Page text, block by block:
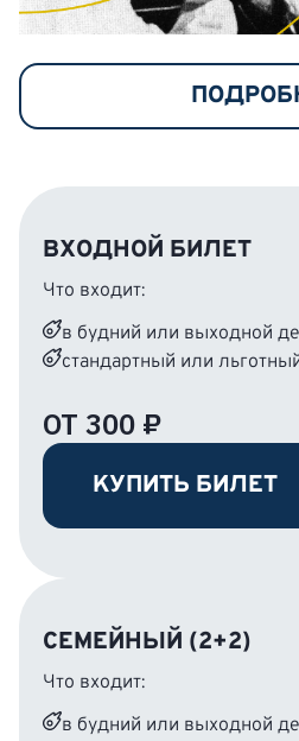
ВХОДНОЙ БИЛЕТ
Что входит:
в будний или выходной
стандартный или
ОТ 300 ₽
КУПИТЬ БИЛЕТ
СЕМЕЙНЫЙ (2+2)
Что входит:
в будний или выходной